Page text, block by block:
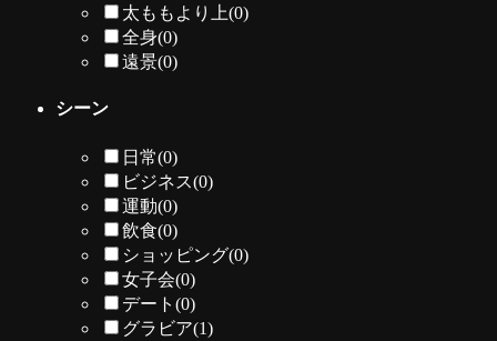
太ももより上(0)
全身(0)
遠景(0)
シーン
日常(0)
ビジネス(0)
運動(0)
飲食(0)
ショッピング(0)
女子会(0)
デート(0)
グラビア(1)